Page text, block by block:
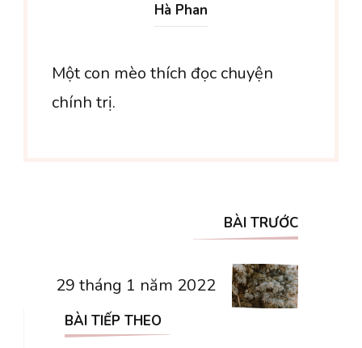
Hà Phan
Một con mèo thích đọc chuyện
chính trị.
bài
BÀI TRƯỚC
29 tháng 1 năm 2022
BÀI TIẾP THEO